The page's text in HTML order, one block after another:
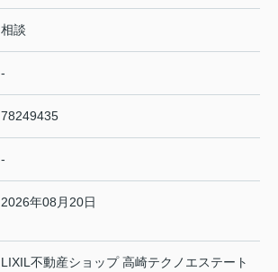
相談
-
78249435
-
2026年08月20日
LIXIL不動産ショップ 高崎テクノエステート